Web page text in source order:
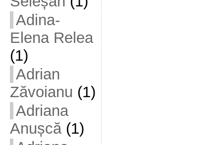
Adina-
Elena Relea
(1)
Adrian
Zăvoianu (1)
Adriana
Anușcă(1)